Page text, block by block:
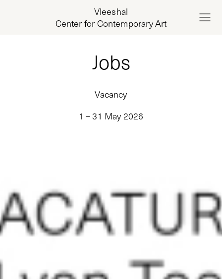
Vleeshal
Center for Contemporary Art
Jobs
Vacancy
1 – 31 May 2026